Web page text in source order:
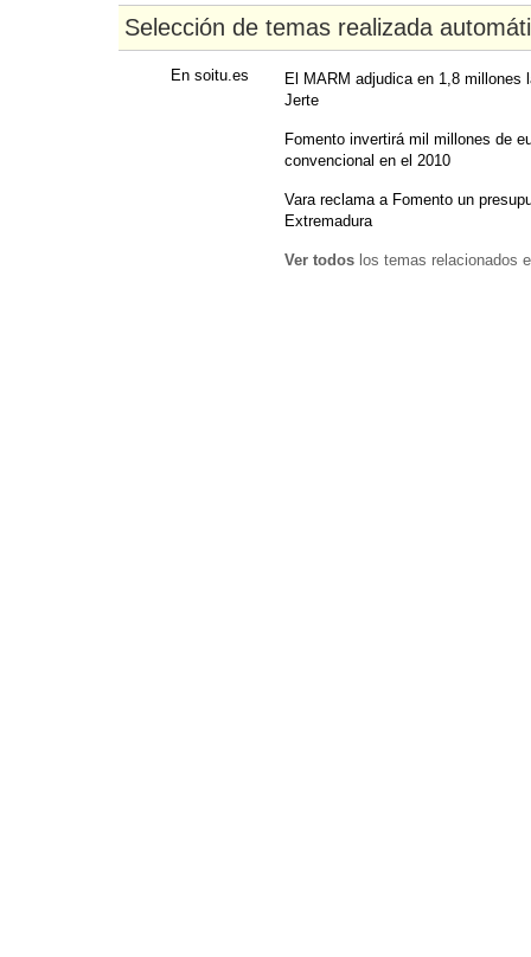
Selección de temas realizada
En soitu.es
El MARM adjudica en 1,8 millones
Jerte
Fomento invertirá mil millones de
convencional en el 2010
Vara reclama a Fomento un
Extremadura
Ver todos los temas relacionados